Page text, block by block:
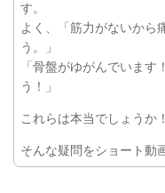
す。
よく、「筋力がないか
う。」
「骨盤がゆがんでいま
う！」
これらは本当でしょうか
そんな疑問をショート動